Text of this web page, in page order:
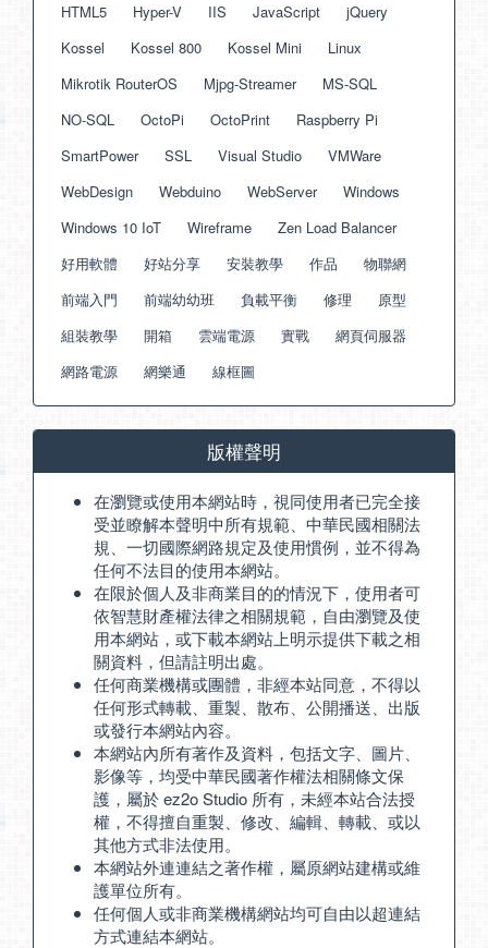
HTML5
Hyper-V IIS JavaScript
jQuery
Kossel
Kossel 800 Kossel Mini
Linux
Mikrotik RouterOS
Mjpg-Streamer
MS-SQL
NO-SQL
OctoPi OctoPrint
Raspberry Pi
SmartPower
SSL Visual Studio
VMWare
WebDesign
Webduino WebServer
Windows
Windows 10 IoT
Wireframe
Zen Load Balancer
好用軟體
好站分享 安裝教學 作品
物聯網
前端入門
前端幼幼班 負載平衡 修理
原型
組裝教學
開箱 雲端電源 實戰
網頁伺服器
網路電源
網樂通 線框圖
版權聲明
在瀏覽或使用本網站時，視同使用者已完全接
受並瞭解本聲明中所有規範、中華民國相關法
規、一切國際網路規定及使用慣例，並不得為
任何不法目的使用本網站。
在限於個人及非商業目的的情況下，使用者可
依智慧財產權法律之相關規範，自由瀏覽及使
用本網站，或下載本網站上明示提供下載之相
關資料，但請註明出處。
任何商業機構或團體，非經本站同意，不得以
任何形式轉載、重製、散布、公開播送、出版
或發行本網站內容。
本網站內所有著作及資料，包括文字、圖片、
影像等，均受中華民國著作權法相關條文保
護，屬於 ez2o Studio 所有，未經本站合法授
權，不得擅自重製、修改、編輯、轉載、或以
其他方式非法使用。
本網站外連連結之著作權，屬原網站建構或維
護單位所有。
任何個人或非商業機構網站均可自由以超連結
方式連結本網站。